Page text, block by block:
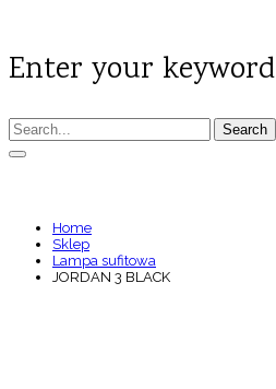
Enter your keyword
Search
Home
Sklep
Lampa sufitowa
JORDAN 3 BLACK